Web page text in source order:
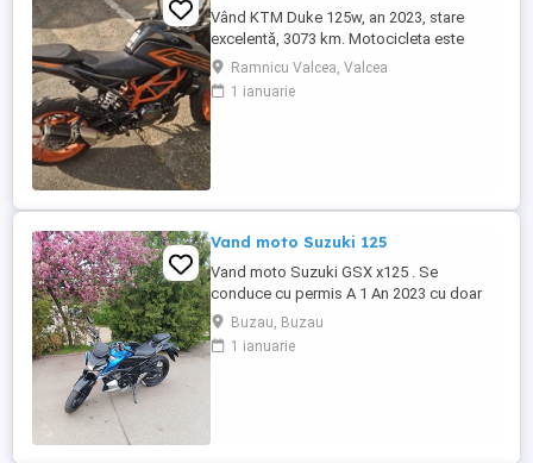
Vând KTM Duke 125w, an 2023, stare
excelentă, 3073 km. Motocicleta este
ideală pentru începători sau pentru oraș.
Fără daune, lovituri!
Ramnicu Valcea, Valcea
1 ianuarie
Vand moto Suzuki 125
Vand moto Suzuki GSX x125 . Se
conduce cu permis A 1 An 2023 cu doar
5000km Stare impecabila , fara cazaturi
ITP valabil pana in noiembrie 2027 Revizii
si schimb de ulei in service autorizat
Buzau, Buzau
1 ianuarie